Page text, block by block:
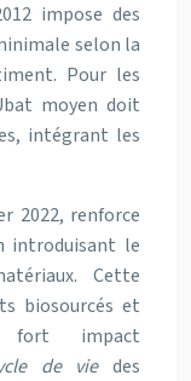
impose des
selon la
Pour les
moyen doit
intégrant les
2022, renforce
introduisant le
Cette
biosourcés et
fort impact
de viedes